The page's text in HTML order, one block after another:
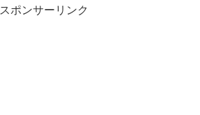
スポンサーリンク